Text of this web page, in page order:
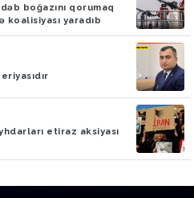
boğazını qorumaq
yaradıb
etiraz aksiyası